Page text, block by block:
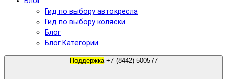
Гид по выбору автокресла
Гид по выбору коляски
Блог
Блог.Категории
Поддержка +7 (8442) 500577